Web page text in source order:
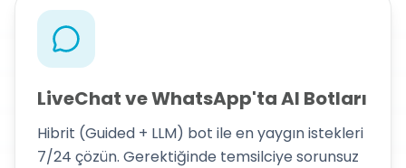
LiveChat ve WhatsApp'ta AI Botları
Hibrit (Guided + LLM) bot ile en yaygın istekleri
7/24 çözün. Gerektiğinde temsilciye sorunsuz